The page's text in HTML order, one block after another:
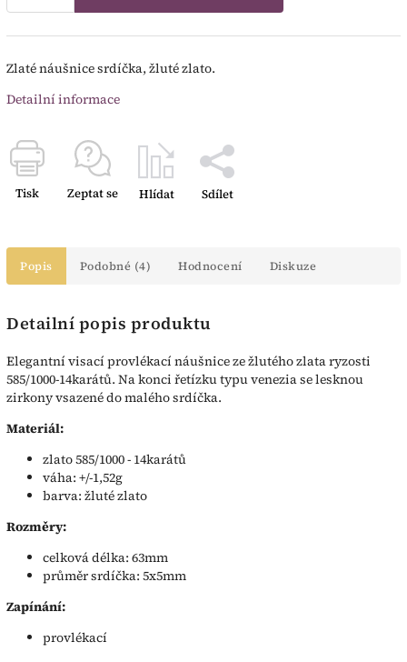
Zlaté náušnice srdíčka, žluté zlato.
Detailní informace
Tisk Zeptat se Hlídat Sdílet
Popis Podobné (4) Hodnocení Diskuze
Detailní popis produktu
Elegantní visací provlékací náušnice ze žlutého zlata ryzosti
585/1000-14karátů. Na konci řetízku typu venezia se lesknou
zirkony vsazené do malého srdíčka.
Materiál:
zlato 585/1000 - 14karátů
váha: +/-1,52g
barva: žluté zlato
Rozměry:
celková délka: 63mm
průměr srdíčka: 5x5mm
Zapínání:
provlékací